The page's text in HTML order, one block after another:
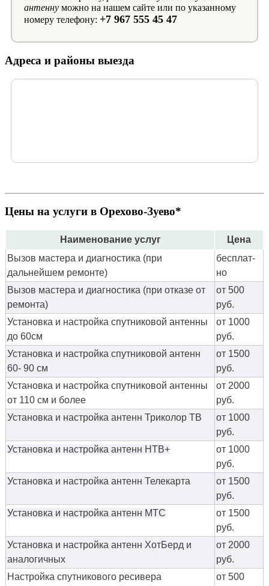
антенну можно на нашем сайте или по указанному
номеру телефону: +7 967 555 45 47
Адреса и районы выезда
Цены на услуги в Орехово-Зуево*
Наименование услуг
Цена
Вызов мастера и диагностика (при
дальнейшем ремонте)
бес­плат­
но
Вызов мастера и диагностика (при отказе от
ремонта)
от 500
руб.
Установка и настройка спутниковой антенны
до 60см
от 1000
руб.
Установка и настройка спутниковой антенн
60- 90 см
от 1500
руб.
Установка и настройка спутниковой антенны
от 110 см и более
от 2000
руб.
Установка и настройка антенн Триколор ТВ
от 1000
руб.
Установка и настройка антенн НТВ+
от 1000
руб.
Установка и настройка антенн Телекарта
от 1500
руб.
Установка и настройка антенн МТС
от 1500
руб.
Установка и настройка антенн ХотБерд и
аналогичных
от 2000
руб.
Настройка спутникового ресивера
от 500